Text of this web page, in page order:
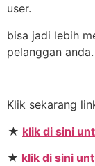
user.
bisa jadi lebih
pelanggan anda.
Klik sekarang
★ klik di sini
★ klik di sini